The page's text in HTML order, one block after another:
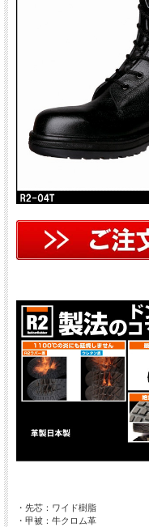
・先芯：ワイド樹脂
・甲被：牛クロム革